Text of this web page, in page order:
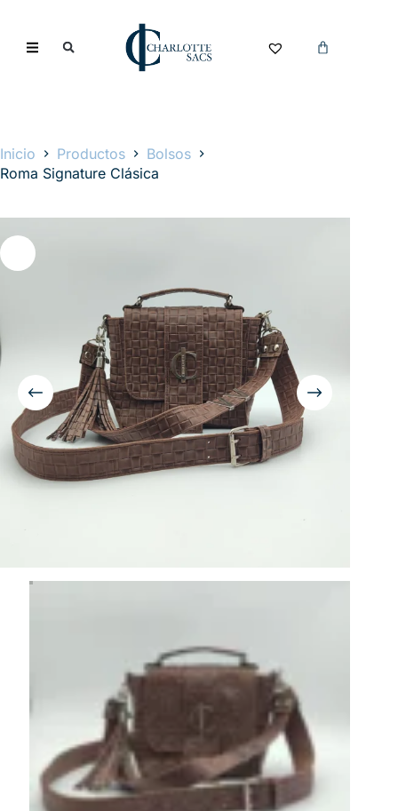
Inicio Productos
Bolsos
Roma Signature Clásica